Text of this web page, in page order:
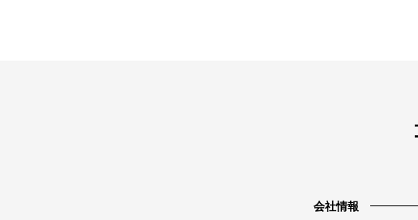
会社情報